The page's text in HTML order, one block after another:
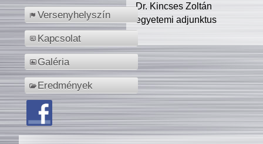
Versenyhelyszín
Kapcsolat
Galéria
Eredmények
Dr. Kincses Zoltán
egyetemi adjunktus